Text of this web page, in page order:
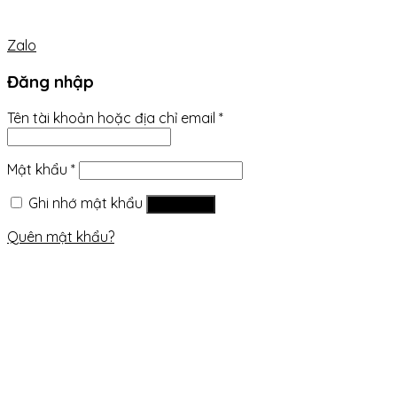
Zalo
Đăng nhập
Tên tài khoản hoặc địa chỉ email *
Mật khẩu *
Ghi nhớ mật khẩu
Quên mật khẩu?